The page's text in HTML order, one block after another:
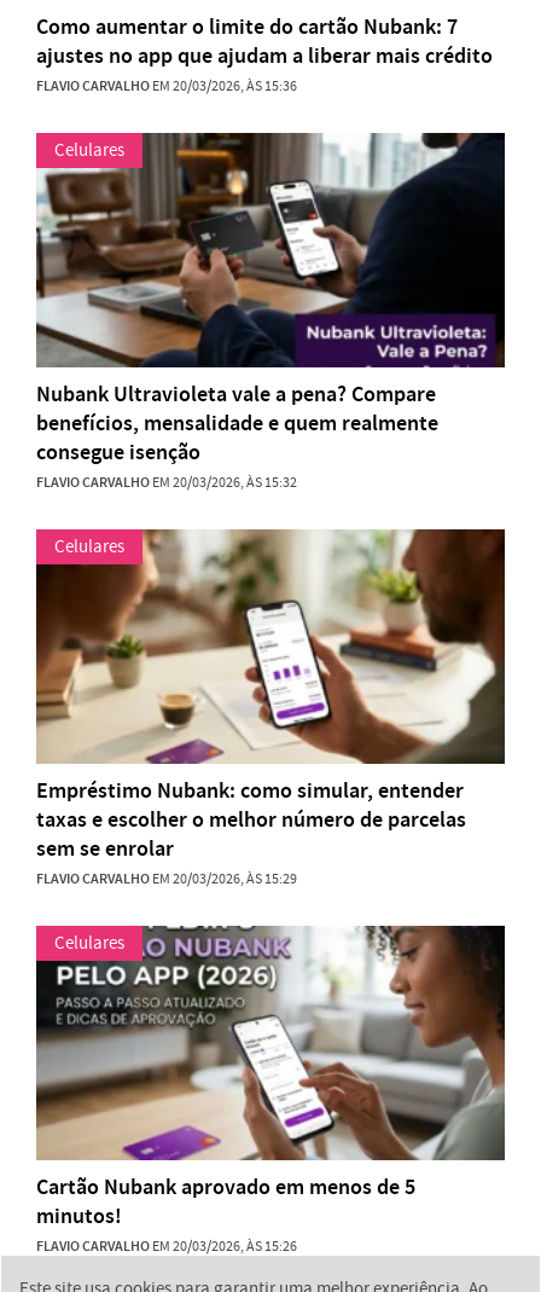
Como aumentar o limite do cartão Nubank: 7
ajustes no app que ajudam a liberar mais crédito
FLAVIO CARVALHOEM 20/03/2026, ÀS 15:36
Celulares
Nubank Ultravioleta vale a pena? Compare
benefícios, mensalidade e quem realmente
consegue isenção
FLAVIO CARVALHOEM 20/03/2026, ÀS 15:32
Celulares
Empréstimo Nubank: como simular, entender
taxas e escolher o melhor número de parcelas
sem se enrolar
FLAVIO CARVALHOEM 20/03/2026, ÀS 15:29
Celulares
Cartão Nubank aprovado em menos de 5
minutos!
FLAVIO CARVALHOEM 20/03/2026, ÀS 15:26